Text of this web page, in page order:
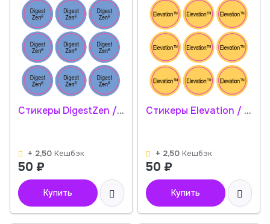
Стикеры DigestZen / 108 стикеров на 1 листе
+ 2,50 Кешбэк
50 ₽
Купить
Стикеры Elevation / 108 стикеров на 1 листе
+ 2,50 Кешбэк
50 ₽
Купить